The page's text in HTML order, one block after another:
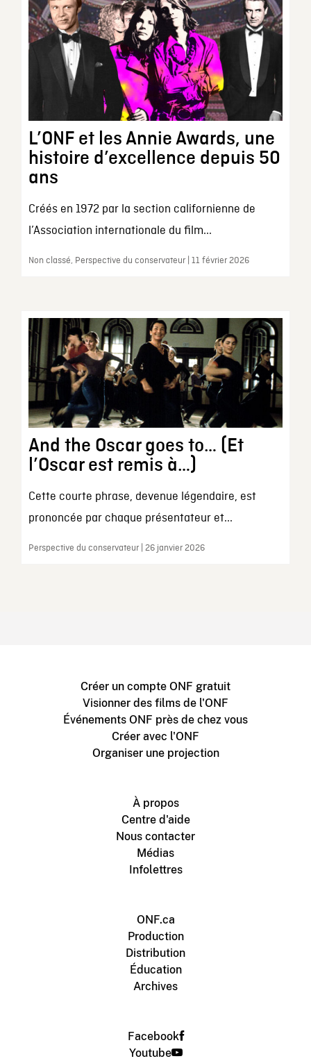
L’ONF et les Annie Awards, une
histoire d’excellence depuis 50
ans
Créés en 1972 par la section californienne de
l’Association internationale du film...
Non classé, Perspective du conservateur | 11 février 2026
And the Oscar goes to… (Et
l’Oscar est remis à…)
Cette courte phrase, devenue légendaire, est
prononcée par chaque présentateur et...
Perspective du conservateur | 26 janvier 2026
Créer un compte ONF gratuit
Visionner des films de l'ONF
Événements ONF près de chez vous
Créer avec l'ONF
Organiser une projection
À propos
Centre d'aide
Nous contacter
Médias
Infolettres
ONF.ca
Production
Distribution
Éducation
Archives
Facebook
Youtube